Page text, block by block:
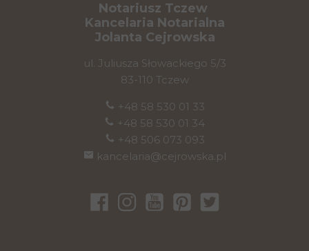
Notariusz Tczew
Kancelaria Notarialna
Jolanta Cejrowska
ul. Juliusza Słowackiego 5/3
83-110 Tczew
+48 58 530 01 33
+48 58 530 01 34
+48 506 073 093
kancelaria@cejrowska.pl